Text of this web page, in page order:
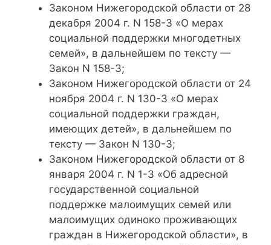
Законом Нижегородской области от 28
декабря 2004 г. N 158-З «О мерах
социальной поддержки многодетных
семей», в дальнейшем по тексту —
Закон N 158-З;
Законом Нижегородской области от 24
ноября 2004 г. N 130-З «О мерах
социальной поддержки граждан,
имеющих детей», в дальнейшем по
тексту — Закон N 130-З;
Законом Нижегородской области от 8
января 2004 г. N 1-З «Об адресной
государственной социальной
поддержке малоимущих семей или
малоимущих одиноко проживающих
граждан в Нижегородской области», в